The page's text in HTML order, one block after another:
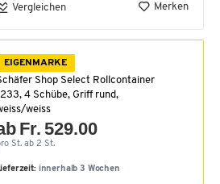
Vergleichen Merken
EIGENMARKE
Shop Select Rollcontainer
4 Schübe, Griff rund,
weiss
Fr. 529.00
St. ab 2 St.
innerhalb 3 Wochen